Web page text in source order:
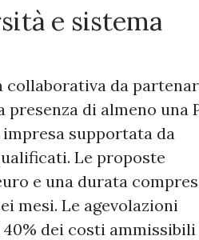
e sistema
da
di almeno una
supportata da
Le proposte
e una durata
mesi. Le agevolazioni
dei costi ammissibili